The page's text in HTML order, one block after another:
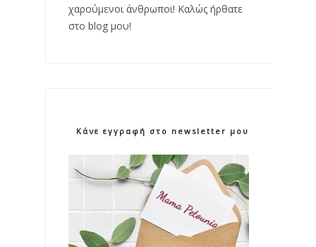
χαρούμενοι άνθρωποι! Καλώς ήρθατε
στο blog μου!
Κάνε εγγραφή στο newsletter μου!